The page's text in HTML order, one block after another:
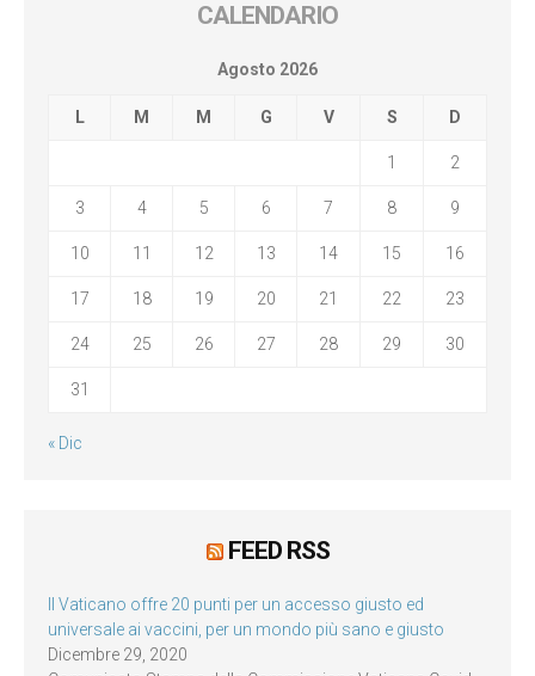
CALENDARIO
Agosto 2026
L M M G V S D
1 2
3 4 5 6 7 8 9
10 11 12 13 14 15 16
17 18 19 20 21 22 23
24 25 26 27 28 29 30
31
« Dic
FEED RSS
Il Vaticano offre 20 punti per un accesso giusto ed
universale ai vaccini, per un mondo più sano e giusto
Dicembre 29, 2020